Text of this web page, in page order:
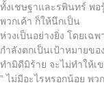
ทั้งเชษฐาและรพินทร์ พ
พวกเค้า ก็ให้นึกเป็น
ห่วงเป็นอย่างยิ่ง โดยเฉ
กำลังตกเป็นเป้าหมายขอ
ทำมิดีมิร้าย จะไม่ทำให้เ
” ไม่มีอะไรหรอกน้อย พ